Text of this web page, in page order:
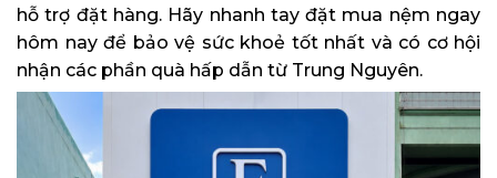
hỗ trợ đặt hàng. Hãy nhanh tay đặt mua nệm ngay
hôm nay để bảo vệ sức khoẻ tốt nhất và có cơ hội
nhận các phần quà hấp dẫn từ Trung Nguyên.